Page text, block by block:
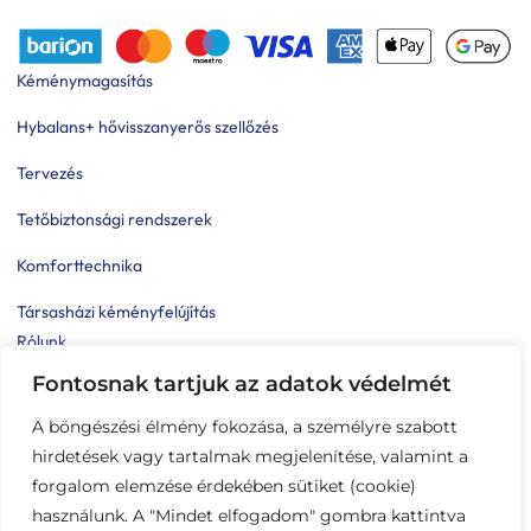
Fontosnak tartjuk az adatok védelmét
A böngészési élmény fokozása, a személyre szabott
hirdetések vagy tartalmak megjelenítése, valamint a
forgalom elemzése érdekében sütiket (cookie)
használunk. A "Mindet elfogadom" gombra kattintva
Kéménymagasítás
Hybalans+ hővisszanyerős szellőzés
Tervezés
Tetőbiztonsági rendszerek
Komforttechnika
Társasházi kéményfelújítás
Rólunk
Portfólió
Hírek
Kapcsolat
Impresszum